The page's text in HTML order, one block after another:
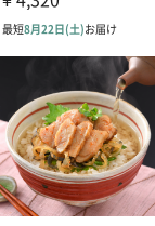
、車海老
ン酢10g×4、もみ
グ（長崎・熊本県